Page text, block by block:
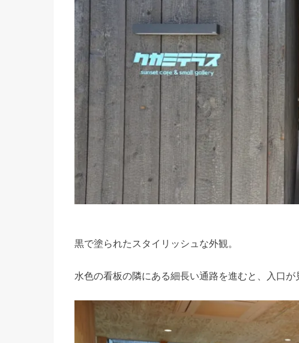
黒で塗られたスタイリッシュな外観。
水色の看板の隣にある細長い通路を進むと、入口が